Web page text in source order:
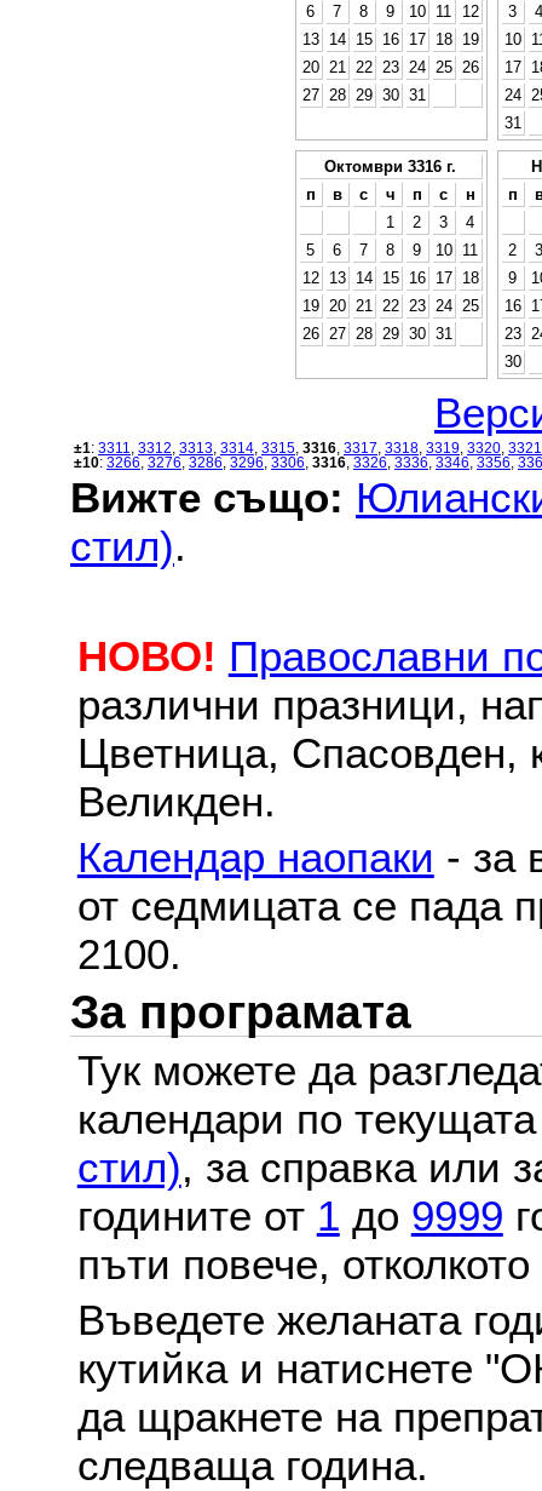
6
7 8 9 10 11
12
13
14 15 16 17 18
19
20
21 22 23 24 25
26
27
28 29 30 31
3
4
10
17
24
31
Октомври 3316 г.
п
в с ч п с
н
1
2 3
4
5
6 7 8 9 10
11
12
13 14 15 16 17
18
19
20 21 22 23 24
25
26
27 28 29 30 31
п
2
3
9
16
23
30
±1: 3311 3312 3313 3314 3315 3316 3317 3318 3319 3320 3321
±10: 3266 3276 3286 3296 3306 3316 3326 3336 3346 3356
Вижте също:
стил).
НОВО! Православни
различни празници,
Цветница, Спасовден,
Великден.
Календар наопаки - за
от седмицата се пада
2100.
За програмата
Тук можете да
календари по
стил), за справка или
годините от 1 до 9999
пъти повече,
Въведете желаната
кутийка и натиснете
да щракнете на
следваща година.